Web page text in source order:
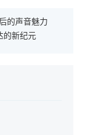
的声音魅力
的新纪元